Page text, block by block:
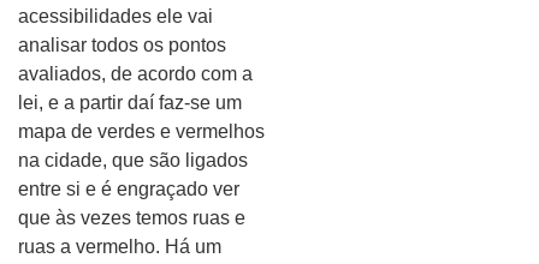
acessibilidades ele vai
analisar todos os pontos
avaliados, de acordo com a
lei, e a partir daí faz-se um
mapa de verdes e vermelhos
na cidade, que são ligados
entre si e é engraçado ver
que às vezes temos ruas e
ruas a vermelho. Há um